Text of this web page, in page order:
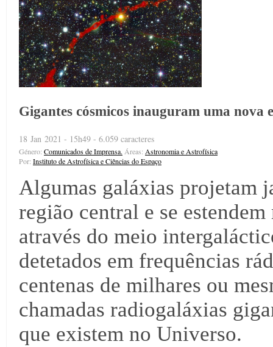
Gigantes cósmicos inauguram uma
18 Jan 2021 - 15h49 - 6.059 caracteres
Género: Comunicados de Imprensa. Áreas: Astronomia e Astrofísica
Por: Instituto de Astrofísica e Ciências do Espaço
Algumas galáxias projetam
região central e se
através do meio
detetados em frequências
centenas de milhares ou
chamadas radiogaláxias
que existem no Universo.